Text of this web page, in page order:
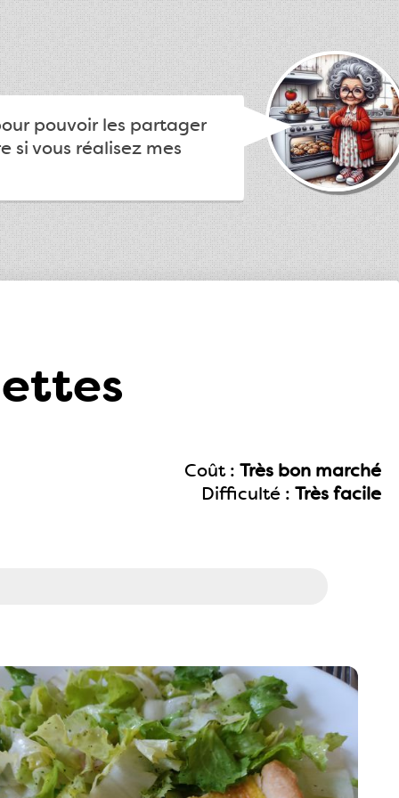
pouvoir les partager
si vous réalisez mes
Coût : Très bon marché
Difficulté : Très facile